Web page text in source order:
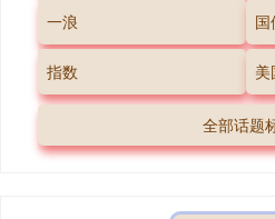
一浪 国
指数 美
全部话题